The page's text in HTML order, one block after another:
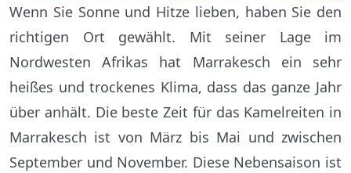
Wenn Sie Sonne und Hitze lieben, haben Sie den
richtigen Ort gewählt. Mit seiner Lage im
Nordwesten Afrikas hat Marrakesch ein sehr
heißes und trockenes Klima, dass das ganze Jahr
über anhält. Die beste Zeit für das Kamelreiten in
Marrakesch ist von März bis Mai und zwischen
September und November. Diese Nebensaison ist